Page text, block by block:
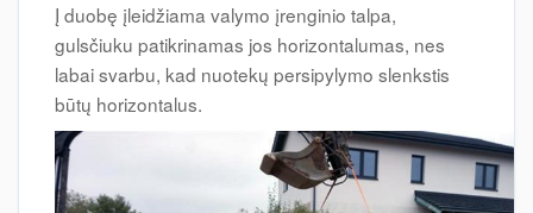
Į duobę įleidžiama valymo įrenginio talpa,
gulsčiuku patikrinamas jos horizontalumas, nes
labai svarbu, kad nuotekų persipylymo slenkstis
būtų horizontalus.